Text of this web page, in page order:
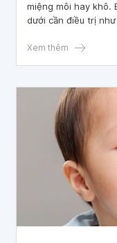
miệng môi hay khô.
dưới cần điều trị
Xem thêm